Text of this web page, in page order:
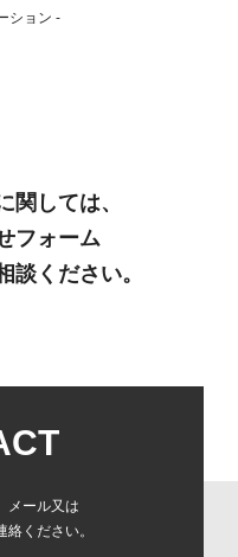
ション -
関しては、
フォーム
談ください。
メール又は
ください。